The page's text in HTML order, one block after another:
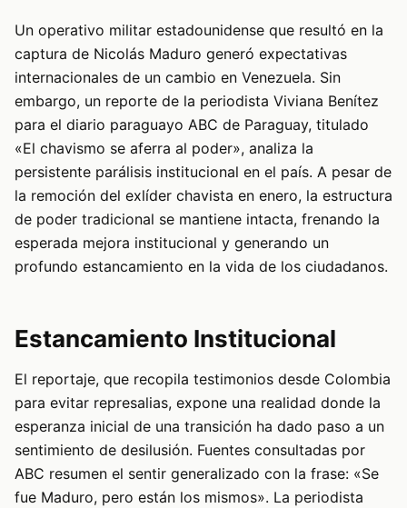
Un operativo militar estadounidense que resultó en la
captura de Nicolás Maduro generó expectativas
internacionales de un cambio en Venezuela. Sin
embargo, un reporte de la periodista Viviana Benítez
para el diario paraguayo ABC de Paraguay, titulado
«El chavismo se aferra al poder», analiza la
persistente parálisis institucional en el país. A pesar de
la remoción del exlíder chavista en enero, la estructura
de poder tradicional se mantiene intacta, frenando la
esperada mejora institucional y generando un
profundo estancamiento en la vida de los ciudadanos.
Estancamiento Institucional
El reportaje, que recopila testimonios desde Colombia
para evitar represalias, expone una realidad donde la
esperanza inicial de una transición ha dado paso a un
sentimiento de desilusión. Fuentes consultadas por
ABC resumen el sentir generalizado con la frase: «Se
fue Maduro, pero están los mismos». La periodista